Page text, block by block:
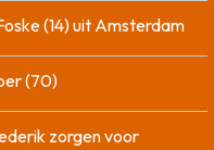
(14) uit Amsterdam
(70)
zorgen voor